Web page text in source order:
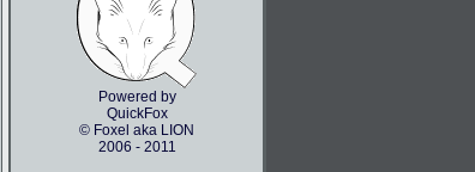
Powered by
QuickFox
© Foxel aka LION
2006 - 2011